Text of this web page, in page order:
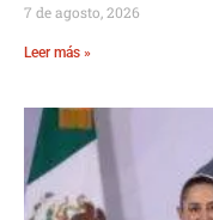
7 de agosto, 2026
Leer más »